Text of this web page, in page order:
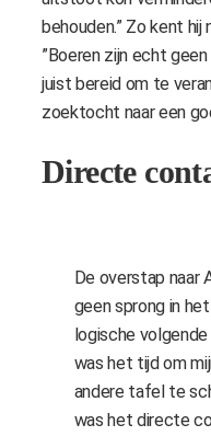
behouden.” Zo kent
”Boeren zijn echt
juist bereid om te
zoektocht naar een
Directe
De overstap naar
geen sprong in
logische
was het tijd om
andere tafel te
was het directe